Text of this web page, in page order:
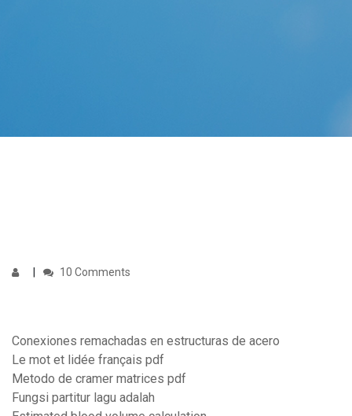
10 Comments
Conexiones remachadas en estructuras de acero
Le mot et lidée français pdf
Metodo de cramer matrices pdf
Fungsi partitur lagu adalah